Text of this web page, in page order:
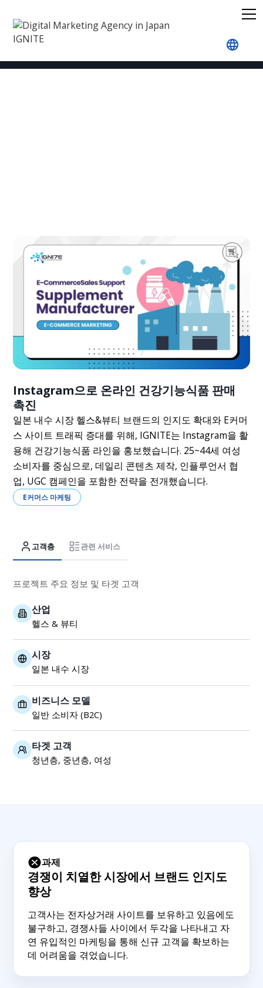
EC 보충제 판매 지
Instagram으로 온라인 건강기능식품 판매
촉진
일본 내수 시장 헬스&뷰티 브랜드의 인지도 확대와 E커머
스 사이트 트래픽 증대를 위해, IGNITE는 Instagram을 활
용해 건강기능식품 라인을 홍보했습니다. 25~44세 여성
소비자를 중심으로, 데일리 콘텐츠 제작, 인플루언서 협
업, UGC 캠페인을 포함한 전략을 전개했습니다.
E커머스 마케팅
고객층 관련 서비스
프로젝트 주요 정보 및 타겟 고객
산업
헬스 & 뷰티
시장
일본 내수 시장
비즈니스 모델
일반 소비자 (B2C)
타겟 고객
청년층, 중년층, 여성
과제
경쟁이 치열한 시장에서 브랜드 인지도
향상
고객사는 전자상거래 사이트를 보유하고 있음에도
불구하고, 경쟁사들 사이에서 두각을 나타내고 자
연 유입적인 마케팅을 통해 신규 고객을 확보하는
데 어려움을 겪었습니다.